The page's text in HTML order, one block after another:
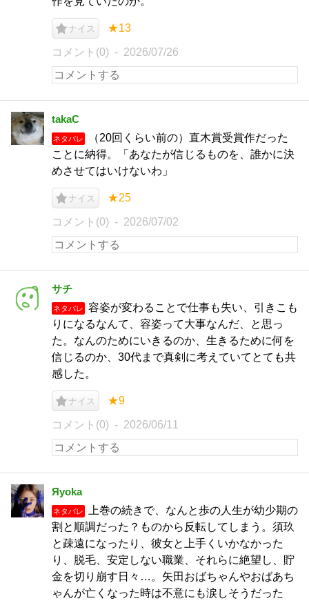
ナイス ★13
コメント(0) 2026/07/26
takaC
ネタバレ
（20回くらい前の）直木賞受賞作だった
ことに納得。「あなたが信じるものを、誰かに決
めさせてはいけないわ」
ナイス ★25
コメント(0) 2026/07/02
サチ
ネタバレ
容姿が変わることで仕事も失い、引きこも
りになるなんて、容姿って大事なんだ、と思っ
た。なんのためにいきるのか、生きるために何を
信じるのか、30代まで真剣に考えていてとても共
感した。
ナイス ★9
コメント(0) 2026/06/11
Яyoka
ネタバレ
上巻の続きで、なんと歩の人生が幼少期の
割と順調だった？ものから反転してしまう。須玖
と疎遠になったり、彼女と上手くいかなかった
り、脱毛、安定しない職業、それらに絶望し、貯
金を切り崩す日々…。矢田おばちゃんやおばあち
ゃんが亡くなった時は不意にも涙しそうだった